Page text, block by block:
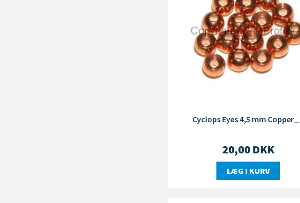
Cyclops Eyes 4,5 mm Copper__
20,00 DKK
LÆG I KURV